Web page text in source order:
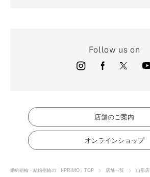
Follow us on
店舗のご案内
オンラインショップ
婚約指輪・結婚指輪の「I-PRIMO」TOP 店舗一覧 山形店